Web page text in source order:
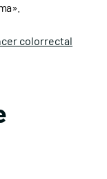
colorrectal